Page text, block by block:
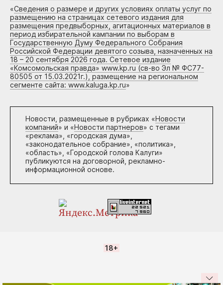
«Сведения о размере и других условиях оплаты услуг по
размещению на страницах сетевого издания для
размещения предвыборных, агитационных материалов в
период избирательной кампании по выборам в
Государственную Думу Федерального Собрания
Российской Федерации девятого созыва, назначенных на
18 – 20 сентября 2026 года. Сетевое издание
«Комсомольская правда» www.kp.ru (св-во Эл № ФС77-
80505 от 15.03.2021г.), размещение на региональном
сегменте сайта: www.kaluga.kp.ru»
Новости, размещенные в рубриках «Новости
компаний» и «Новости партнеров» с тегами
«реклама», «городская дума»,
«законодательное собрание», «политика»,
«область», «Городской голова Калуги»
публикуются на договорной, рекламно-
информационной основе.
18+